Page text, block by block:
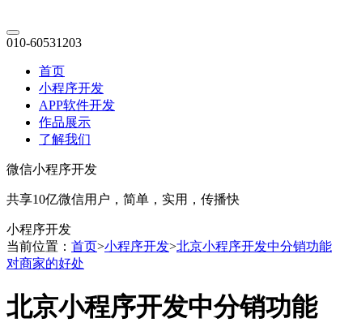
010-60531203
首页
小程序开发
APP软件开发
作品展示
了解我们
微信小程序开发
共享10亿微信用户，简单，实用，传播快
小程序开发
当前位置： 首页>小程序开发>北京小程序开发中分销功能
对商家的好处
北京小程序开发中分销功能